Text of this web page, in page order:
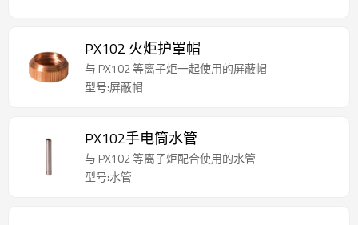
PX102 火炬护罩帽
与 PX102 等离子炬一起使用的屏蔽帽
型号:屏蔽帽
PX102手电筒水管
与 PX102 等离子炬配合使用的水管
型号:水管